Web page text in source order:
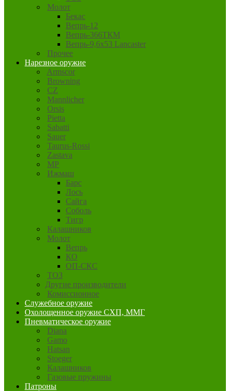
Молот
Бекас
Вепрь-12
Вепрь-366ТКМ
Вепрь-9,6х53 Lancaster
Прочее
Нарезное оружие
Armscor
Browning
CZ
Mannlicher
Orsis
Pietta
Sabatti
Sauer
Taurus-Rossi
Zastava
MP
Ижмаш
Барс
Лось
Сайга
Соболь
Тигр
Калашников
Молот
Вепрь
КО
ОП-СКС
ТОЗ
Другие производители
Комиссионное
Служебное оружие
Охолощенное оружие СХП, ММГ
Пневматическое оружие
Diana
Gamo
Hatsan
Stoeger
Калашников
Газовые пружины
Патроны